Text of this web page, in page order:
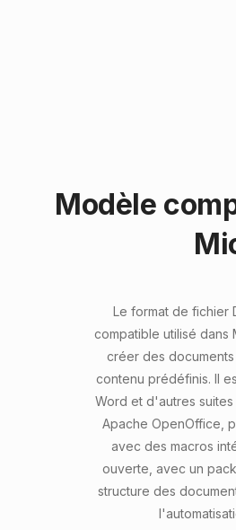
Modèle
Le format de fichier
compatible utilisé dans
créer des
contenu prédéfinis. Il
Word et d'autres
Apache OpenOffice,
avec des macros
ouverte, avec un
structure des